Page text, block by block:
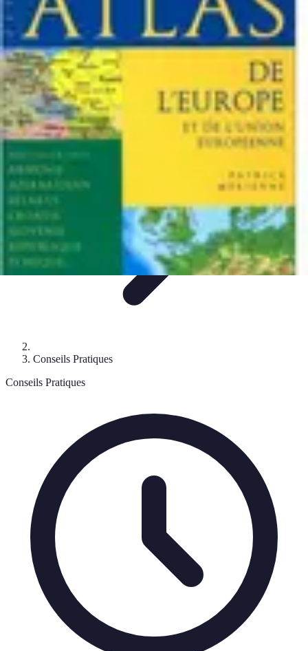
Atlas Géographique
Tendances Perception et Utilisation Guide d'achat
Éducation et
ApprentissageAtlas Thématiques
Atlas Géographique
Conseils Pratiques
Conseils Pratiques